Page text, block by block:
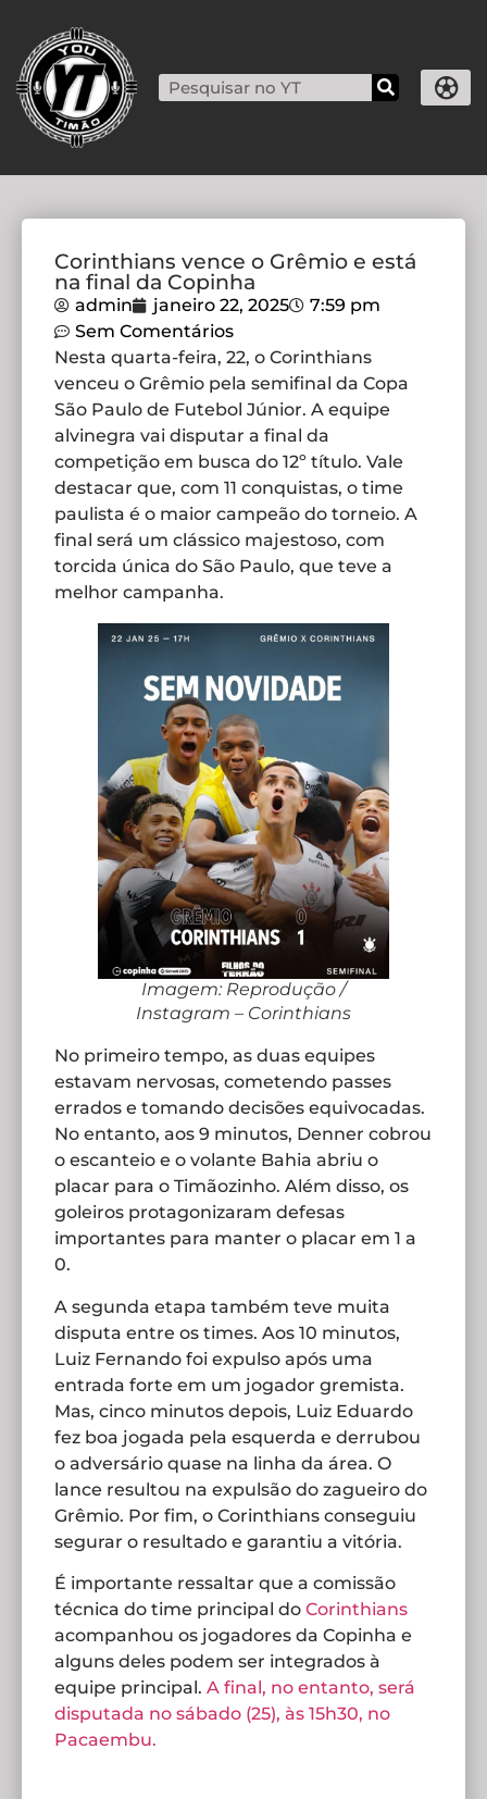
Corinthians vence o Grêmio e está
na final da Copinha
admin janeiro 22, 2025
7:59 pm
Sem Comentários
Nesta quarta-feira, 22, o Corinthians
venceu o Grêmio pela semifinal da Copa
São Paulo de Futebol Júnior. A equipe
alvinegra vai disputar a final da
competição em busca do 12º título. Vale
destacar que, com 11 conquistas, o time
paulista é o maior campeão do torneio. A
final será um clássico majestoso, com
torcida única do São Paulo, que teve a
melhor campanha.
Imagem: Reprodução /
Instagram – Corinthians
No primeiro tempo, as duas equipes
estavam nervosas, cometendo passes
errados e tomando decisões equivocadas.
No entanto, aos 9 minutos, Denner cobrou
o escanteio e o volante Bahia abriu o
placar para o Timãozinho. Além disso, os
goleiros protagonizaram defesas
importantes para manter o placar em 1 a
0.
A segunda etapa também teve muita
disputa entre os times. Aos 10 minutos,
Luiz Fernando foi expulso após uma
entrada forte em um jogador gremista.
Mas, cinco minutos depois, Luiz Eduardo
fez boa jogada pela esquerda e derrubou
o adversário quase na linha da área. O
lance resultou na expulsão do zagueiro do
Grêmio. Por fim, o Corinthians conseguiu
segurar o resultado e garantiu a vitória.
É importante ressaltar que a comissão
técnica do time principal do Corinthians
acompanhou os jogadores da Copinha e
alguns deles podem ser integrados à
equipe principal. A final, no entanto, será
disputada no sábado (25), às 15h30, no
Pacaembu.